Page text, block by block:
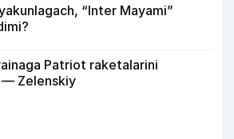
“Inter Mayami”
Patriot raketalarini
Zelenskiy